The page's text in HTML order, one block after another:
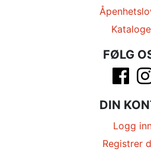
FØLG
DIN
Logg
Registrer